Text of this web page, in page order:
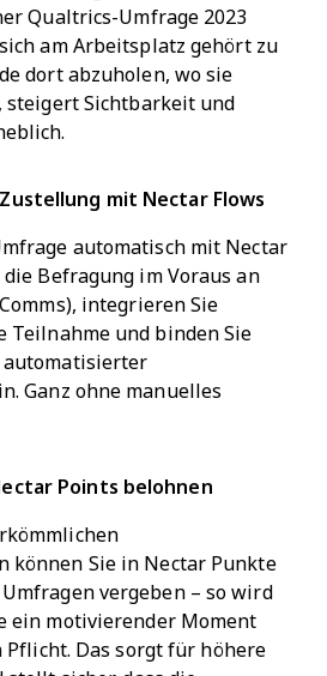
Qualtrics-Umfrage 2023
am Arbeitsplatz gehört zu
dort abzuholen, wo sie
steigert Sichtbarkeit und
mit Nectar Flows
automatisch mit Nectar
die Befragung im Voraus an
integrieren Sie
Teilnahme und binden Sie
automatisierter
Ganz ohne manuelles
Points belohnen
können Sie in Nectar Punkte
vergeben – so wird
ein motivierender Moment
Das sorgt für höhere